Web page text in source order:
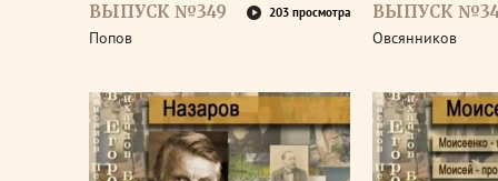
ВЫПУСК №349 203 просмотра
Попов
ВЫПУСК
Овсянников